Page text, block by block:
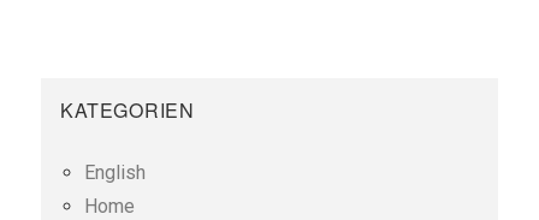
KATEGORIEN
English
Home